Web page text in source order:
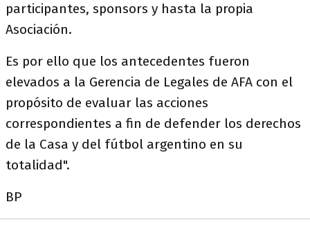
participantes, sponsors y hasta la propia
Asociación.
Es por ello que los antecedentes fueron
elevados a la Gerencia de Legales de AFA con el
propósito de evaluar las acciones
correspondientes a fin de defender los derechos
de la Casa y del fútbol argentino en su
totalidad".
BP